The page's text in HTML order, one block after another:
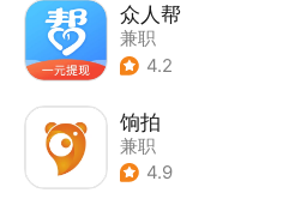
众人帮
兼职
4.2
饷拍
兼职
4.9